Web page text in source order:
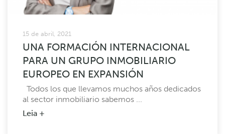
15 de abril, 2021
UNA FORMACIÓN INTERNACIONAL
PARA UN GRUPO INMOBILIARIO
EUROPEO EN EXPANSIÓN
Todos los que llevamos muchos años dedicados
al sector inmobiliario sabemos ...
Leia +